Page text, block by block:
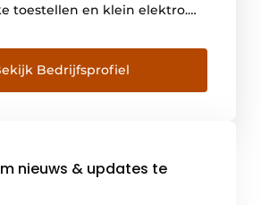
toestellen en klein elektro.
in diverse leefwerelden
reinigen, verzorgen, TV &
& ventileren en warm
elke dag […]
Bedrijfsprofiel
nieuws & updates te